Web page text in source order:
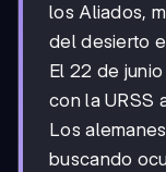
los Aliados,
del desierto
El 22 de
con la URSS
Los
buscando